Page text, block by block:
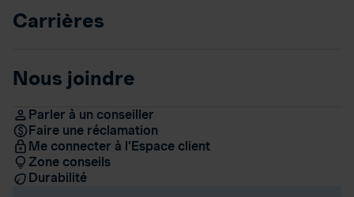
Carrières
Nous joindre
Parler à un conseiller
Faire une réclamation
Me connecter à l’Espace client
Zone conseils
Durabilité